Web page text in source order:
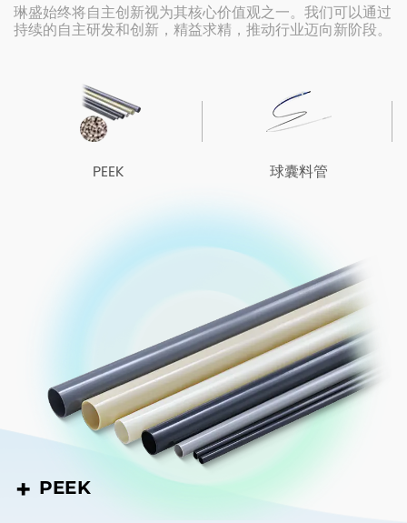
琳盛始终将自主创新视为其核心价值观之一。我们可以通过
持续的自主研发和创新，精益求精，推动行业迈向新阶段。
球囊料管